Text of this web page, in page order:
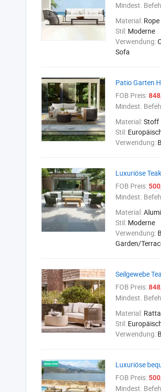
Mindest.
Material:
Stil: Moderne
Verwendung:
Sofa
Patio Garten
FOB Preis:
Mindest.
Material:Stoff
Stil:
Verwendung:
Luxuriöse
FOB Preis:
Mindest.
Material:
Stil: Moderne
Verwendung:
Garden/
Seilgewebe
FOB Preis:
Mindest.
Material:
Stil:
Verwendung:
Luxuriöse
FOB Preis:
Mindest.